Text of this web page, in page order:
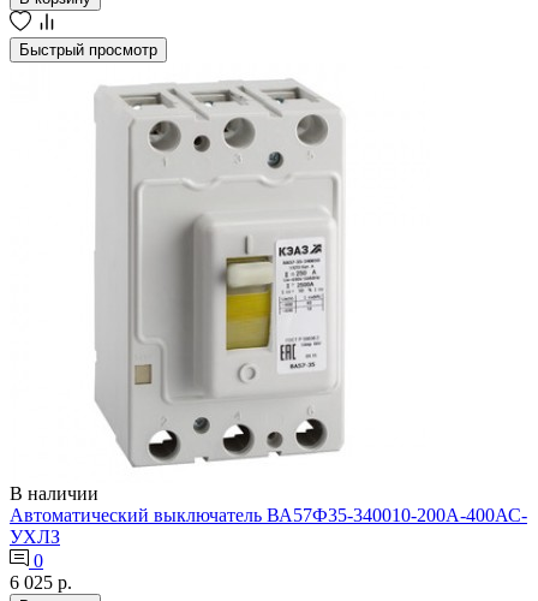
Быстрый просмотр
В наличии
Автоматический выключатель ВА57Ф35-340010-200А-400АС-
УХЛЗ
0
6 025 р.